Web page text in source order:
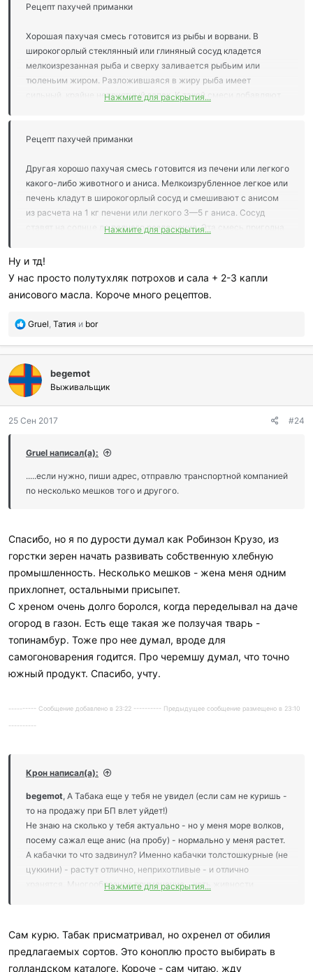
Рецепт пахучей приманки
Хорошая пахучая смесь готовится из рыбы и ворвани. В
широкогорлый стеклянный или глиняный сосуд кладется
мелкоизрезанная рыба и сверху заливается рыбьим или
тюленьим жиром. Разложившаяся в жиру рыба имеет
сильный, крайне неприятный запах. К такой смеси добавляют
течение всей зимы при прокладывании потаска, при
Нажмите для раскрытия...
Рецепт пахучей приманки
Другая хорошо пахучая смесь готовится из печени или легкого
какого-либо животного и аниса. Мелкоизрубленное легкое или
печень кладут в широкогорлый сосуд и смешивают с анисом
из расчета на 1 кг печени или легкого 3—5 г аниса. Сосуд
ставят на солнце до полного разложения. Эта смесь пригодна
Нажмите для раскрытия...
Ну и тд!
У нас просто полутухляк потрохов и сала + 2-3 капли
анисового масла. Короче много рецептов.
П
б
л
г
о
а
и
:
Gruel, Татия и bor
begemot
Выживальщик
25 Сен 2017 #24
Gruel написал(а):
.....если нужно, пиши адрес, отправлю транспортной компанией
по несколько мешков того и другого.
Спасибо, но я по дурости думал как Робинзон Крузо, из
горстки зерен начать развивать собственную хлебную
промышленность. Несколько мешков - жена меня одним
прихлопнет, остальными присыпет.
С хреном очень долго боролся, когда переделывал на даче
огород в газон. Есть еще такая же ползучая тварь -
топинамбур. Тоже про нее думал, вроде для
самогоноварения годится. Про черемшу думал, что точно
южный продукт. Спасибо, учту.
---------- Сообщение добавлено в 23:22 ---------- Предыдущее сообщение размещено в 23:10
----------
Крон написал(а):
begemot, А Табака еще у тебя не увидел (если сам не куришь -
то на продажу при БП влет уйдет!)
Не знаю на сколько у тебя актуально - но у меня море волков,
посему сажал еще анис (на пробу) - нормально у меня растет.
А кабачки то что задвинул? Именно кабачки толстошкурные (не
цуккини) - растут отлично, неприхотливые - и отлично
хранятся. Многообразное применение - хоть живности
Цуккини - не хранятся, а нормальные кабачки - у меня отлично
до весны лежат.
Нажмите для раскрытия...
Сам курю. Табак присматривал, но охренел от обилия
предлагаемых сортов. Это коноплю просто выбирать в
голландском каталоге. Короче - сам читаю, жду